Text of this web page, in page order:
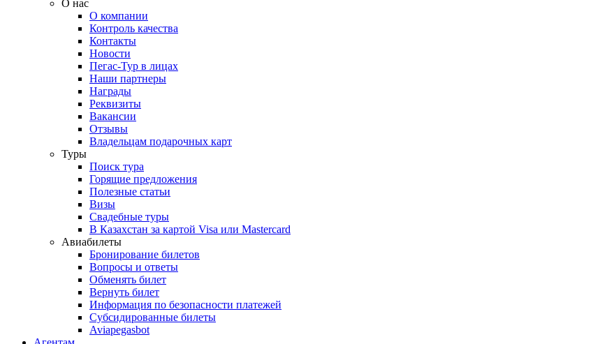
О нас
О компании
Контроль качества
Контакты
Новости
Пегас-Тур в лицах
Наши партнеры
Награды
Реквизиты
Вакансии
Отзывы
Владельцам подарочных карт
Туры
Поиск тура
Горящие предложения
Полезные статьи
Визы
Свадебные туры
В Казахстан за картой Visa или Masterсard
Авиабилеты
Бронирование билетов
Вопросы и ответы
Обменять билет
Вернуть билет
Информация по безопасности платежей
Субсидированные билеты
Aviapegasbot